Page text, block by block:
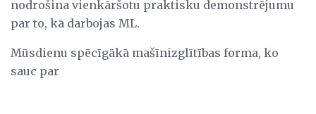
nodrošina vienkāršotu praktisku demonstrējumu
par to, kā darbojas ML.
Mūsdienu spēcīgākā mašīnizglītības forma, ko
sauc par